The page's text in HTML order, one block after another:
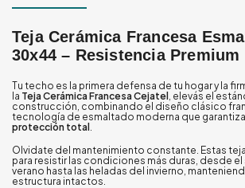
Teja Cerámica Francesa
30x44 – Resistencia Premium
Tu techo es la primera defensa de tu hogar y la
la Teja Cerámica Francesa Cejatel , elevás el
construcción, combinando el diseño clásico
tecnología de esmaltado moderna que garantiza
protección total .
Olvidate del mantenimiento constante. Estas
para resistir las condiciones más duras, desde el
verano hasta las heladas del invierno,
estructura intactos.